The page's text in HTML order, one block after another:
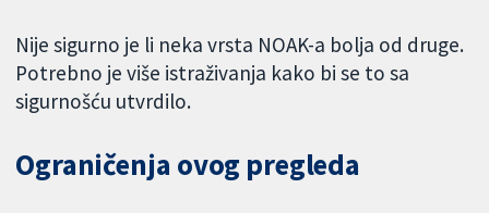
Nije sigurno je li neka vrsta NOAK-a bolja od druge.
Potrebno je više istraživanja kako bi se to sa
sigurnošću utvrdilo.
Ograničenja ovog pregleda